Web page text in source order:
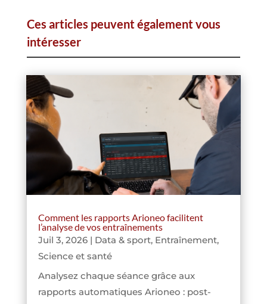
Ces articles peuvent également vous
intéresser
Comment les rapports Arioneo facilitent
l’analyse de vos entraînements
Juil 3, 2026| Data & sport, Entraînement,
Science et santé
Analysez chaque séance grâce aux
rapports automatiques Arioneo : post-